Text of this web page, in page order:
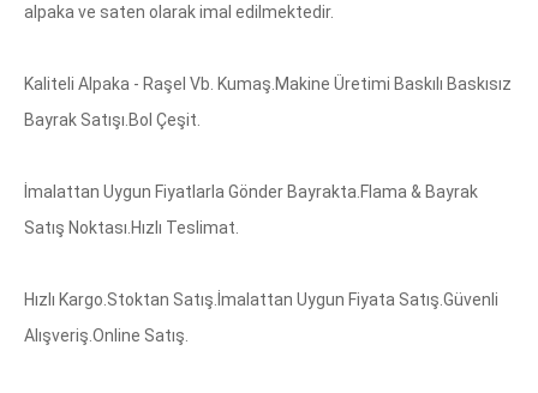
alpaka ve saten olarak imal edilmektedir.
Kaliteli Alpaka - Raşel Vb. Kumaş.Makine Üretimi Baskılı Baskısız
Bayrak Satışı.Bol Çeşit.
İmalattan Uygun Fiyatlarla Gönder Bayrakta.Flama & Bayrak
Satış Noktası.Hızlı Teslimat.
Hızlı Kargo.Stoktan Satış.İmalattan Uygun Fiyata Satış.Güvenli
Alışveriş.Online Satış.